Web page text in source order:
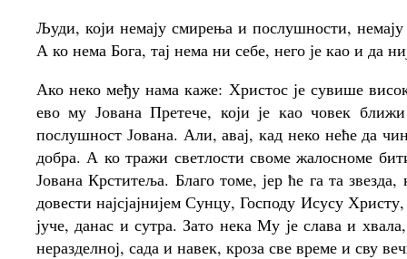
Људи, који немају смирења и послушности,
А ко нема Бога, тај нема ни себе, него је као и да
Ако неко међу нама каже: Христос је сувише
ево му Јована Претече, који је као човек
послушност Јована. Али, авај, кад неко неће да
добра. А ко тражи светлости своме жалосноме
Јована Крститеља. Благо томе, јер ће га та
довести најсјајнијем Сунцу, Господу Исусу
јуче, данас и сутра. Зато нека Му је слава и
неразделној, сада и навек, кроза све време и сву